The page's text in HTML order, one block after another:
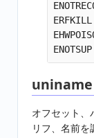
uniname
オフセット
リフ、名前を